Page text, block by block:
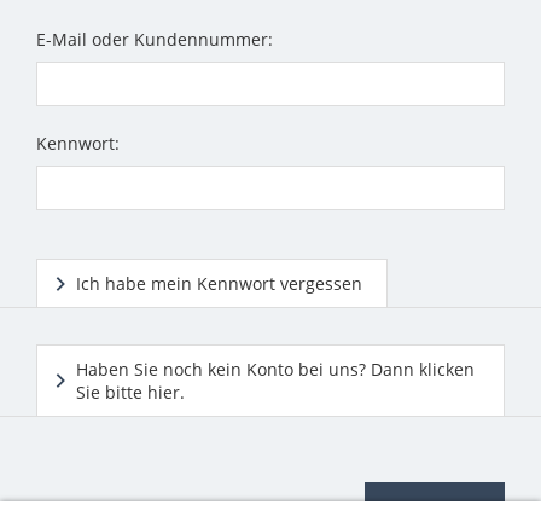
E-Mail oder Kundennummer:
Kennwort:
Ich habe mein Kennwort vergessen
Haben Sie noch kein Konto bei uns? Dann klicken
Sie bitte hier.